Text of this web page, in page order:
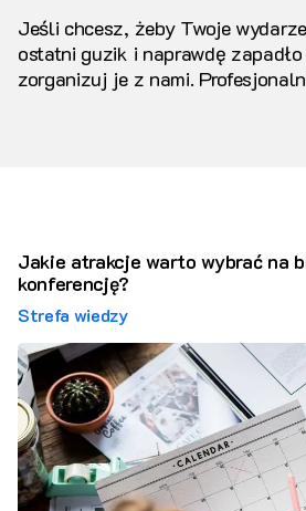
Jeśli chcesz, żeby Twoje
ostatni guzik i naprawdę
zorganizuj je z nami.
Jakie atrakcje warto wybrać na
konferencję?
Strefa wiedzy